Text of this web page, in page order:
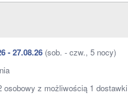
- 27.08.26 (sob. - czw., 5 nocy)
osobowy z możliwością 1 dostawki